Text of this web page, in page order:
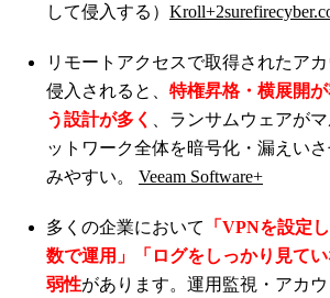
して侵入する） Kroll+2
リモートアクセスで取得されたア
侵入されると、 特権昇格・横展開
う設計が多く
、ランサムウェアが
ットワーク全体を暗号化・漏えい
みやすい。 Veeam Software+
多くの企業において
「VPNを設定
数で運用」「ログをしっかり見て
弱性があります。運用監視・アカ